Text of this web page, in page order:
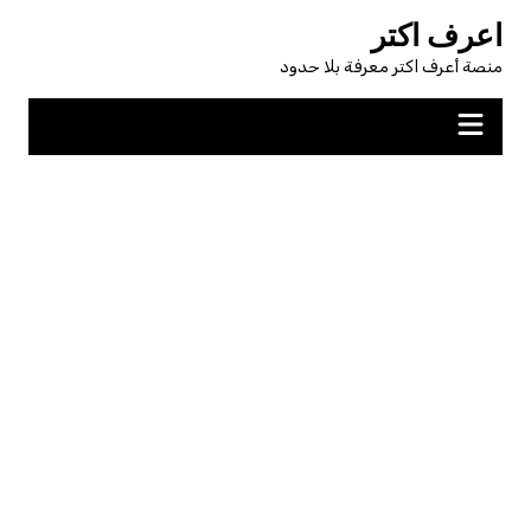
المحتوى
اعرف اكتر
منصة أعرف اكتر معرفة بلا حدود